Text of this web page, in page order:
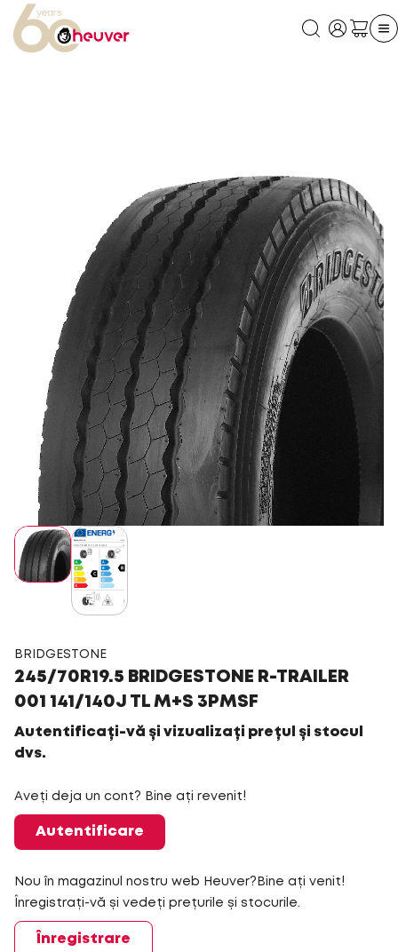
BRIDGESTONE
245/70R19.5 BRIDGESTONE R-TRAILER
001 141/140J TL M+S 3PMSF
Autentificați-vă și vizualizați prețul și stocul
dvs.
Aveți deja un cont? Bine ați revenit!
Autentificare
Nou în magazinul nostru web Heuver?Bine ați venit!
Înregistrați-vă și vedeți prețurile și stocurile.
Înregistrare